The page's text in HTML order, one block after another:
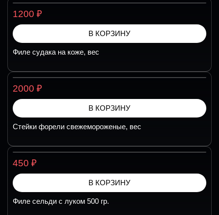
1200 ₽
В КОРЗИНУ
Филе судака на коже, вес
2000 ₽
В КОРЗИНУ
Стейки форели свежемороженые, вес
450 ₽
В КОРЗИНУ
Филе сельди с луком 500 гр.